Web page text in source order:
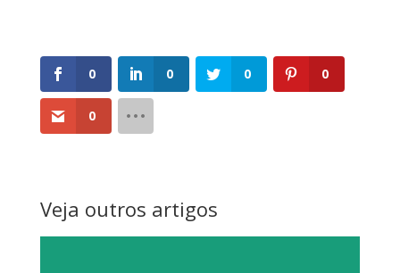
0 0 0 0
0
Veja outros artigos